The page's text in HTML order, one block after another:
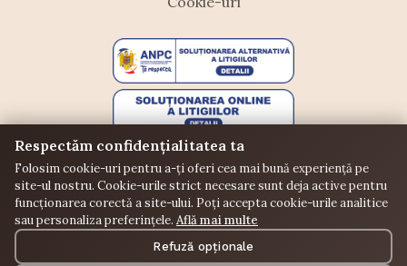
Floraffeine. Toate drepturile rezervate.
Respectăm confidențialitatea ta
Folosim cookie-uri pentru a-ți oferi cea mai bună experiență pe
site-ul nostru. Cookie-urile strict necesare sunt deja active pentru
funcționarea corectă a site-ului. Poți accepta cookie-urile analitice
sau personaliza preferințele. Află mai multe
Refuză opționale